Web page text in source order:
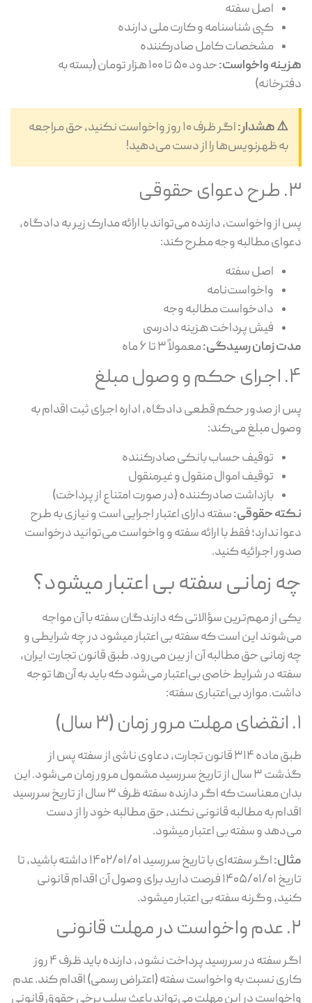
اصل سفته
کپی شناسنامه و کارت ملی دارنده
مشخصات کامل صادرکننده
واخواست:
حدود ۵۰ تا ۱۰۰ هزار تومان (بسته به
⚠️ هشدار:
اگر ظرف ۱۰ روز واخواست نکنید، حق مراجعه
به ظهرنویس‌ها را از دست می‌دهید!
از واخواست، دارنده می‌تواند با ارائه مدارک زیر به دادگاه،
مطالبه وجه مطرح کند:
اصل سفته
واخواست‌نامه
دادخواست مطالبه وجه
فیش پرداخت هزینه دادرسی
زمان رسیدگی:معمولاً ۳ تا ۶ ماه
از صدور حکم قطعی دادگاه، اداره اجرای ثبت اقدام به
مبلغ می‌کند:
توقیف حساب بانکی صادرکننده
توقیف اموال منقول و غیرمنقول
بازداشت صادرکننده (در صورت امتناع از پرداخت)
حقوقی:سفته دارای اعتبار اجرایی است و نیازی به طرح
ندارد؛ فقط با ارائه سفته و واخواست می‌توانید درخواست
اجرائیه کنید.
زمانی سفته بی اعتبار میشود؟
از مهم‌ترین سؤالاتی که دارندگان سفته با آن مواجه
این است که سفته بی اعتبار میشود در چه شرایطی و
زمانی حق مطالبه آن از بین می‌رود. طبق قانون تجارت ایران،
در شرایط خاصی بی‌اعتبار می‌شود که باید به آن‌ها توجه
موارد بی‌اعتباری سفته:
طبق ماده ۳۱۴ قانون تجارت، دعاوی ناشی از سفته پس از
گذشت ۳ سال از تاریخ سررسید مشمول مرور زمان می‌شود. این
بدان معناست که اگر دارنده سفته ظرف ۳ سال از تاریخ سررسید
به مطالبه قانونی نکند، حق مطالبه خود را از دست
و سفته بی اعتبار میشود.
اگر سفته‌ای با تاریخ سررسید ۱۴۰۲/۰۱/۰۱ داشته باشید، تا
تاریخ ۱۴۰۵/۰۱/۰۱ فرصت دارید برای وصول آن اقدام قانونی
وگرنه سفته بی اعتبار میشود.
اگر سفته در سررسید پرداخت نشود، دارنده باید ظرف ۴ روز
نسبت به واخواست سفته (اعتراض رسمی) اقدام کند. عدم
در این مهلت می‌تواند باعث سلب برخی حقوق قانونی